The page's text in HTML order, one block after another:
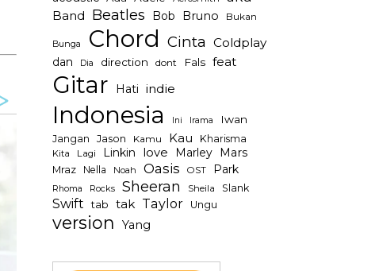
Band Beatles Bob Bruno Bukan
Bunga Chord Cinta Coldplay
dan Dia direction dont Fals feat
Gitar Hati indie
Indonesia Ini Irama Iwan
Jangan Jason Kamu Kau Kharisma
Kita Lagi Linkin love Marley Mars
Mraz Nella Noah Oasis OST Park
Rhoma Rocks Sheeran Sheila Slank
Swift tab tak Taylor Ungu
version Yang